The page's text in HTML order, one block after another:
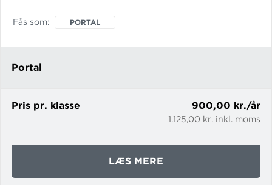
kompetenceområderne ”Idrætskultur
Fås som PORTAL
Portal
Pris pr. klasse 900,00 kr./år
1.125,00 kr. inkl. moms
LÆS MERE
IDRÆT7-